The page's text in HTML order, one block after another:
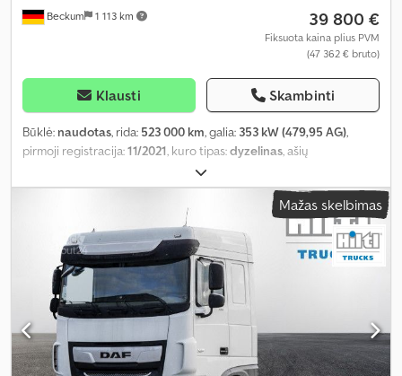
Beckum 1 113 km 39 800 €
Fiksuota kaina plius PVM
(47 362 € bruto)
Klausti Skambinti
Būklė: naudotas, rida: 523 000 km, galia: 353 kW (479,95 AG),
pirmoji registracija:11/2021, kuro tipas:dyzelinas, ašių
, kita apžiūra (TÜV):
retarderis, spalva:mėlyna, pavaros tipas:automatinis, emisijos
2021
ABS, autonominis
šildytuvas, elektroninė stabilumo programa (ESP), oro
kondicionavimas, suodžių filtras,
Mažas skelbimas